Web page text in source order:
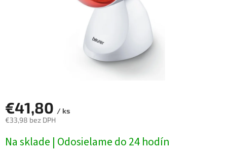
€41,80 / ks
€33,98 bez DPH
cena:
Na sklade | Odosielame do 24 hodín